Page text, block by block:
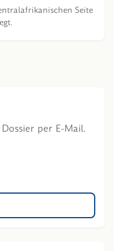
Seite
per E-Mail.